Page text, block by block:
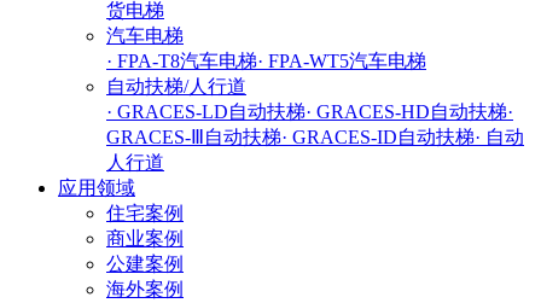
货电梯
汽车电梯
· FPA-T8汽车电梯· FPA-WT5汽车电梯
自动扶梯/人行道
· GRACES-LD自动扶梯· GRACES-HD自动扶梯·
GRACES-Ⅲ自动扶梯· GRACES-ID自动扶梯· 自动
人行道
应用领域
住宅案例
商业案例
公建案例
海外案例